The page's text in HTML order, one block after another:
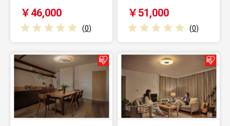
￥46,000
(0)
￥51,000
(0)